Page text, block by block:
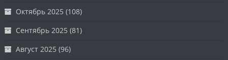
Октябрь 2025 (108)
Сентябрь 2025 (81)
Август 2025 (96)